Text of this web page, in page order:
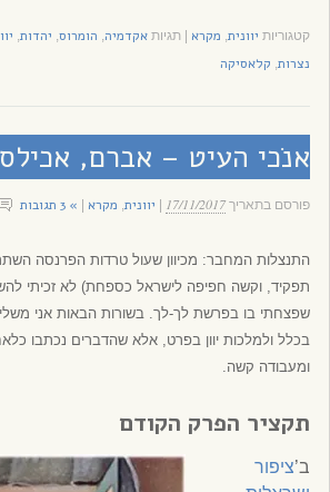
קטגוריות יוונית, מקרא |תגיותאקדמיה, הומרוס, יהדות,
נצרות, קלאסיקה
אנֹכי העיט – אברם,
פורסם בתאריך17/11/2017 יוונית, מקרא » 3 תגובות
התנצלות המחבר: מכיוון שעול טרדות הפרנסה
תפקיד, וקשה חפיפה לישראל כספחת) לא זכיתי
שפצחתי בו בפרשת לך-לך. בשורות הבאות אני
בכלל ולמלכות יוון בפרט, אלא שהדברים נכתבו
ומעבודה קשה.
תקציר הפרק הקודם
ב’ציפור